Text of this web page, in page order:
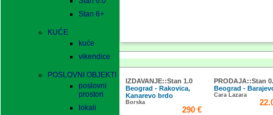
Stan 6+
KUĆE
kuće
vikendice
POSLOVNI OBJEKTI
poslovni
prostori
lokali
IZDAVANJE::Stan 1.0
Beograd - Rakovica,
Kanarevo brdo
Borska
290 €
PRODAJA::Stan
Beograd -
Cara Lazara